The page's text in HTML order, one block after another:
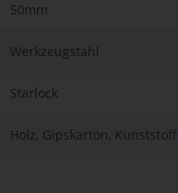
50mm
Werkzeugstahl
Starlock
Holz, Gipskarton, Kunststoff